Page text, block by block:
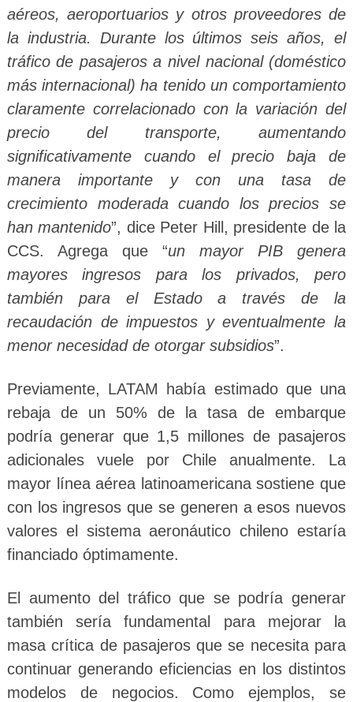
aéreos, aeroportuarios y otros proveedores de
la industria. Durante los últimos seis años, el
tráfico de pasajeros a nivel nacional (doméstico
más internacional) ha tenido un comportamiento
claramente correlacionado con la variación del
precio del transporte, aumentando
significativamente cuando el precio baja de
manera importante y con una tasa de
crecimiento moderada cuando los precios se
han mantenido”, dice Peter Hill, presidente de la
CCS. Agrega que “un mayor PIB genera
mayores ingresos para los privados, pero
también para el Estado a través de la
recaudación de impuestos y eventualmente la
menor necesidad de otorgar subsidios”.
Previamente, LATAM había estimado que una
rebaja de un 50% de la tasa de embarque
podría generar que 1,5 millones de pasajeros
adicionales vuele por Chile anualmente. La
mayor línea aérea latinoamericana sostiene que
con los ingresos que se generen a esos nuevos
valores el sistema aeronáutico chileno estaría
financiado óptimamente.
El aumento del tráfico que se podría generar
también sería fundamental para mejorar la
masa crítica de pasajeros que se necesita para
continuar generando eficiencias en los distintos
modelos de negocios. Como ejemplos, se